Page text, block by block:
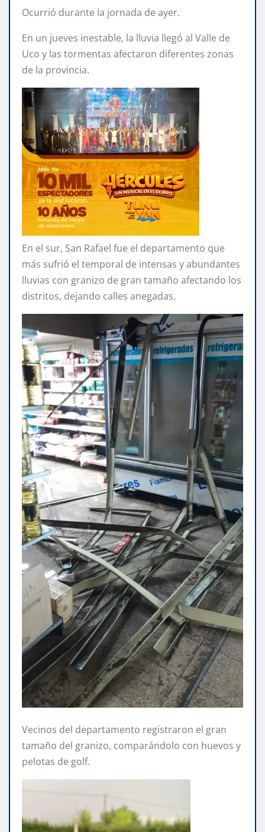
Ocurrió durante la jornada de ayer.
En un jueves inestable, la lluvia llegó al Valle de
Uco y las tormentas afectaron diferentes zonas
de la provincia.
En el sur, San Rafael fue el departamento que
más sufrió el temporal de intensas y abundantes
lluvias con granizo de gran tamaño afectando los
distritos, dejando calles anegadas.
Vecinos del departamento registraron el gran
tamaño del granizo, comparándolo con huevos y
pelotas de golf.